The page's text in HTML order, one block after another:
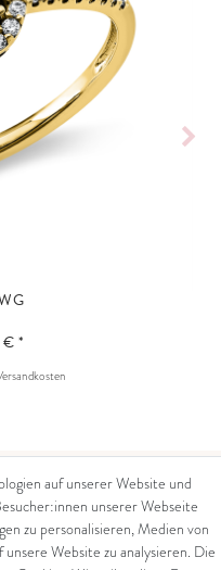
€ *
auf unserer Website und
unserer Webseite
zu personalisieren, Medien von
Website zu analysieren. Die